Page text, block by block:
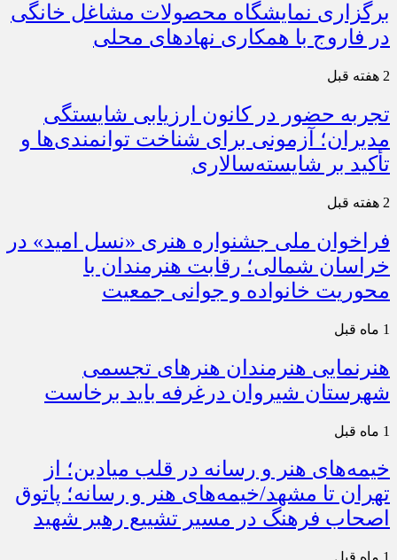
برگزاری نمایشگاه محصولات مشاغل خانگی
در فاروج با همکاری نهادهای محلی
2 هفته قبل
تجربه حضور در کانون ارزیابی شایستگی
مدیران؛ آزمونی برای شناخت توانمندی‌ها و
تأکید بر شایسته‌سالاری
2 هفته قبل
فراخوان ملی جشنواره هنری «نسل امید» در
خراسان شمالی؛ رقابت هنرمندان با
محوریت خانواده و جوانی جمعیت
1 ماه قبل
هنرنمایی هنرمندان هنرهای تجسمی
شهرستان شیروان درغرفه باید برخاست
1 ماه قبل
خیمه‌های هنر و رسانه در قلب میادین؛ از
تهران تا مشهد/خیمه‌های هنر و رسانه؛ پاتوق
اصحاب فرهنگ در مسیر تشییع رهبر شهید